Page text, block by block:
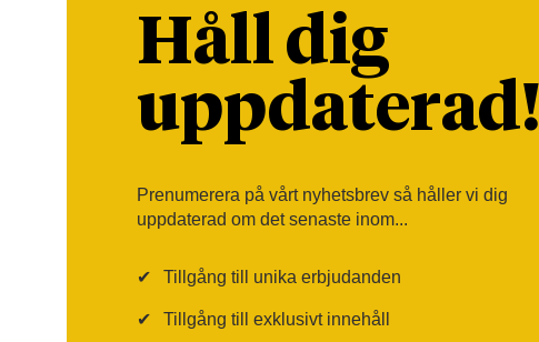
Håll dig
uppdaterad!
Prenumerera på vårt nyhetsbrev så håller vi dig
uppdaterad om det senaste inom...
✔ Tillgång till unika erbjudanden
✔ Tillgång till exklusivt innehåll